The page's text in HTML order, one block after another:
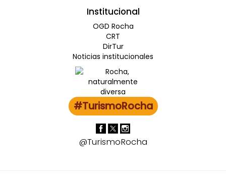
Institucional
OGD Rocha
CRT
DirTur
Noticias institucionales
#TurismoRocha
@TurismoRocha